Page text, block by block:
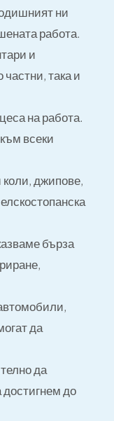
ни
работа.
и
така и
на работа.
всеки
джипове,
бърза
да
да
до